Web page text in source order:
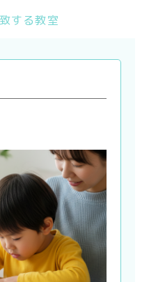
する教室